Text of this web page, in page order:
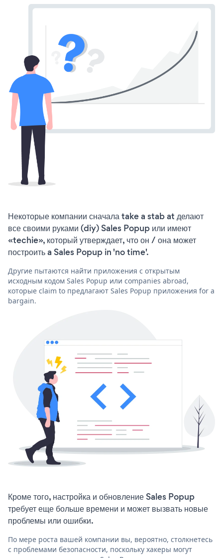
Некоторые компании сначала take a stab at делают
все своими руками (diy) Sales Popup или имеют
«techie», который утверждает, что он / она может
построить a Sales Popup in 'no time'.
Другие пытаются найти приложения с открытым
исходным кодом Sales Popup или companies abroad,
которые claim to предлагают Sales Popup приложения for a
bargain.
Кроме того, настройка и обновление Sales Popup
требует еще больше времени и может вызвать новые
проблемы или ошибки.
По мере роста вашей компании вы, вероятно, столкнетесь
с проблемами безопасности, поскольку хакеры могут